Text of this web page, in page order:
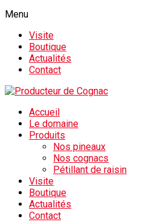
Menu
Visite
Boutique
Actualités
Contact
Accueil
Le domaine
Produits
Nos pineaux
Nos cognacs
Pétillant de raisin
Visite
Boutique
Actualités
Contact